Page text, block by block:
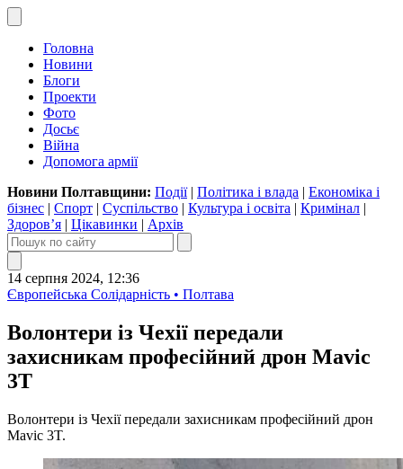
Головна
Новини
Блоги
Проекти
Фото
Досьє
Війна
Допомога армії
Новини Полтавщини: Події| Політика і влада | Економіка і
бізнес | Спорт | Суспільство | Культура і освіта | Кримінал |
Здоров’я | Цікавинки | Архів
14 серпня 2024, 12:36
Європейська Солідарність • Полтава
Волонтери із Чехії передали
захисникам професійний дрон Mavic
3T
Волонтери із Чехії передали захисникам професійний дрон
Mavic 3T.